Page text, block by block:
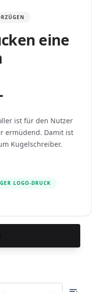
eine
ist für den Nutzer
ermüdend. Damit ist
Kugelschreiber.
LOGO-DRUCK